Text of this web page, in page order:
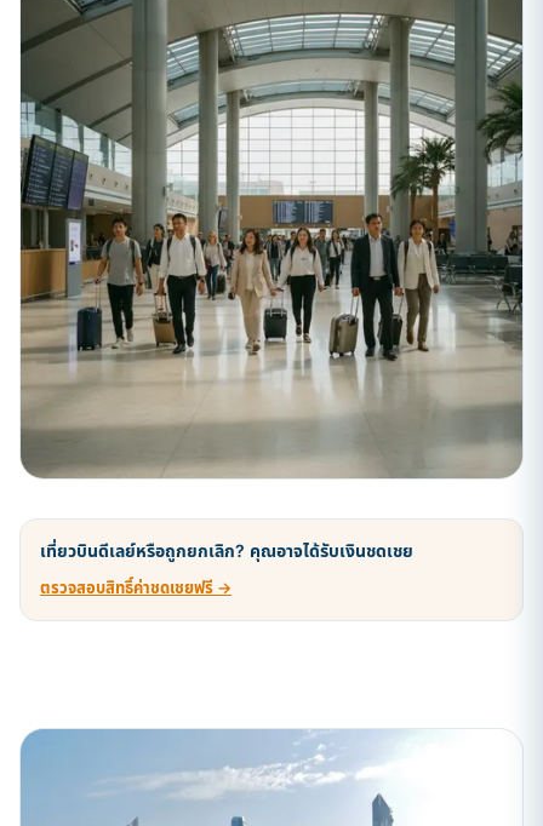
เที่ยวบินดีเลย์หรือถูกยกเลิก? คุณอาจได้รับเงินชดเชย
ตรวจสอบสิทธิ์ค่าชดเชยฟรี →